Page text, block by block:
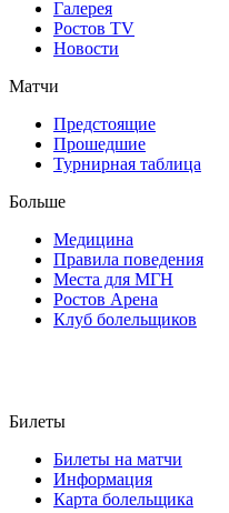
Галерея
Ростов TV
Новости
Матчи
Предстоящие
Прошедшие
Турнирная таблица
Больше
Медицина
Правила поведения
Места для МГН
Ростов Арена
Клуб болельщиков
Билеты
Билеты на матчи
Информация
Карта болельщика